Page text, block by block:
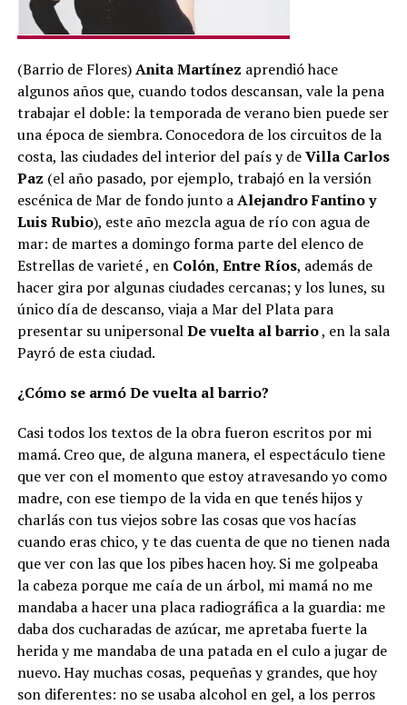
(Barrio de Flores)Anita Martínez aprendió hace
algunos años que, cuando todos descansan, vale la pena
trabajar el doble: la temporada de verano bien puede ser
una época de siembra. Conocedora de los circuitos de la
costa, las ciudades del interior del país y deVilla Carlos
Paz (el año pasado, por ejemplo, trabajó en la versión
escénica de Mar de fondo junto aAlejandro Fantino y
Luis Rubio), este año mezcla agua de río con agua de
mar: de martes a domingo forma parte del elenco de
Estrellas de varieté , en Colón, Entre Ríos, además de
hacer gira por algunas ciudades cercanas; y los lunes, su
único día de descanso, viaja a Mar del Plata para
presentar su unipersonalDe vuelta al barrio, en la sala
Payró de esta ciudad.
¿Cómo se armó De vuelta al barrio?
Casi todos los textos de la obra fueron escritos por mi
mamá. Creo que, de alguna manera, el espectáculo tiene
que ver con el momento que estoy atravesando yo como
madre, con ese tiempo de la vida en que tenés hijos y
charlás con tus viejos sobre las cosas que vos hacías
cuando eras chico, y te das cuenta de que no tienen nada
que ver con las que los pibes hacen hoy. Si me golpeaba
la cabeza porque me caía de un árbol, mi mamá no me
mandaba a hacer una placa radiográfica a la guardia: me
daba dos cucharadas de azúcar, me apretaba fuerte la
herida y me mandaba de una patada en el culo a jugar de
nuevo. Hay muchas cosas, pequeñas y grandes, que hoy
son diferentes: no se usaba alcohol en gel, a los perros